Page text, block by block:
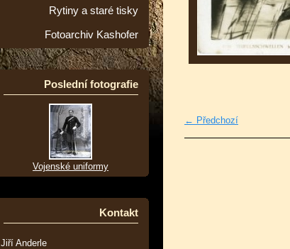
← Předchozí
Rytiny a staré tisky
Fotoarchiv Kashofer
Poslední fotografie
Vojenské uniformy
Kontakt
Jiří Anderle